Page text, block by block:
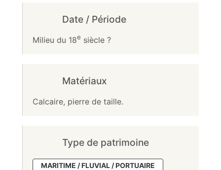
Date / Période
Milieu du 18e siècle ?
Matériaux
Calcaire, pierre de taille.
Type de patrimoine
MARITIME / FLUVIAL / PORTUAIRE